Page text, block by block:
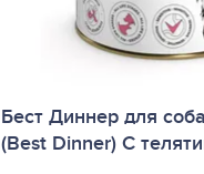
Бест Диннер для
(Best Dinner) С